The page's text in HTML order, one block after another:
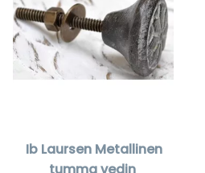
Ib Laursen Metallinen